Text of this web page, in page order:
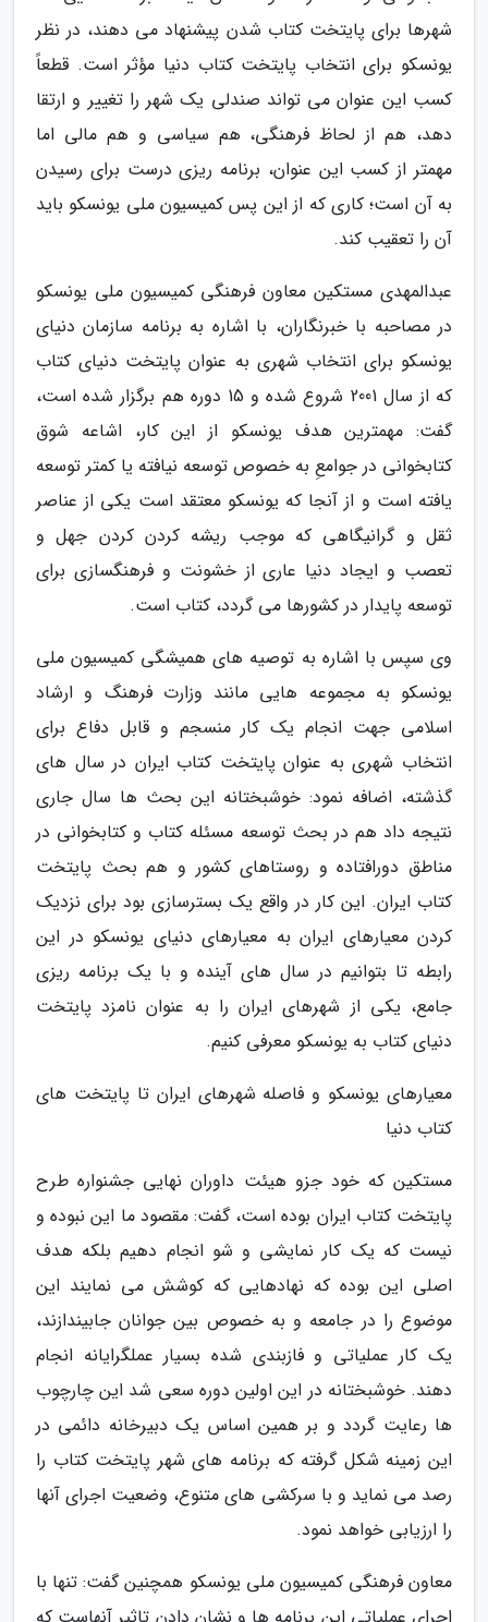
شهرها برای پایتخت کتاب شدن پیشنهاد می دهند، در نظر
یونسکو برای انتخاب پایتخت کتاب دنیا مؤثر است. قطعاً
کسب این عنوان می تواند صندلی یک شهر را تغییر و ارتقا
دهد، هم از لحاظ فرهنگی، هم سیاسی و هم مالی اما
مهمتر از کسب این عنوان، برنامه ریزی درست برای رسیدن
به آن است؛ کاری که از این پس کمیسیون ملی یونسکو باید
آن را تعقیب کند.
عبدالمهدی مستکین معاون فرهنگی کمیسیون ملی یونسکو
در مصاحبه با خبرنگاران، با اشاره به برنامه سازمان دنیای
یونسکو برای انتخاب شهری به عنوان پایتخت دنیای کتاب
که از سال 2001 شروع شده و 15 دوره هم برگزار شده است،
گفت: مهمترین هدف یونسکو از این کار، اشاعه شوق
کتابخوانی در جوامعِ به خصوص توسعه نیافته یا کمتر توسعه
یافته است و از آنجا که یونسکو معتقد است یکی از عناصر
ثقل و گرانیگاهی که موجب ریشه کردن کردن جهل و
تعصب و ایجاد دنیا عاری از خشونت و فرهنگسازی برای
توسعه پایدار در کشورها می گردد، کتاب است.
وی سپس با اشاره به توصیه های همیشگی کمیسیون ملی
یونسکو به مجموعه هایی مانند وزارت فرهنگ و ارشاد
اسلامی جهت انجام یک کار منسجم و قابل دفاع برای
انتخاب شهری به عنوان پایتخت کتاب ایران در سال های
گذشته، اضافه نمود: خوشبختانه این بحث ها سال جاری
نتیجه داد هم در بحث توسعه مسئله کتاب و کتابخوانی در
مناطق دورافتاده و روستاهای کشور و هم بحث پایتخت
کتاب ایران. این کار در واقع یک بسترسازی بود برای نزدیک
کردن معیارهای ایران به معیارهای دنیای یونسکو در این
رابطه تا بتوانیم در سال های آینده و با یک برنامه ریزی
جامع، یکی از شهرهای ایران را به عنوان نامزد پایتخت
دنیای کتاب به یونسکو معرفی کنیم.
معیارهای یونسکو و فاصله شهرهای ایران تا پایتخت های
کتاب دنیا
مستکین که خود جزو هیئت داوران نهایی جشنواره طرح
پایتخت کتاب ایران بوده است، گفت: مقصود ما این نبوده و
نیست که یک کار نمایشی و شو انجام دهیم بلکه هدف
اصلی این بوده که نهادهایی که کوشش می نمایند این
موضوع را در جامعه و به خصوص بین جوانان جابیندازند،
یک کار عملیاتی و فازبندی شده بسیار عملگرایانه انجام
دهند. خوشبختانه در این اولین دوره سعی شد این چارچوب
ها رعایت گردد و بر همین اساس یک دبیرخانه دائمی در
این زمینه شکل گرفته که برنامه های شهر پایتخت کتاب را
رصد می نماید و با سرکشی های متنوع، وضعیت اجرای آنها
را ارزیابی خواهد نمود.
معاون فرهنگی کمیسیون ملی یونسکو همچنین گفت: تنها با